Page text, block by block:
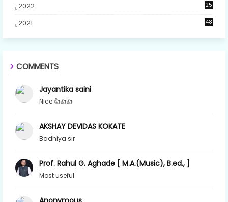
2022 25
2021 48
COMMENTS
Jayantika saini
Nice 👍👍👍
AKSHAY DEVIDAS KOKATE
Badhiya sir
Prof. Rahul G. Aghade [ M.A.(Music), B.ed., ]
Most useful